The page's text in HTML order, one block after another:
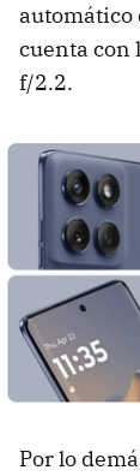
automático
cuenta con
f/2.2.
Por lo